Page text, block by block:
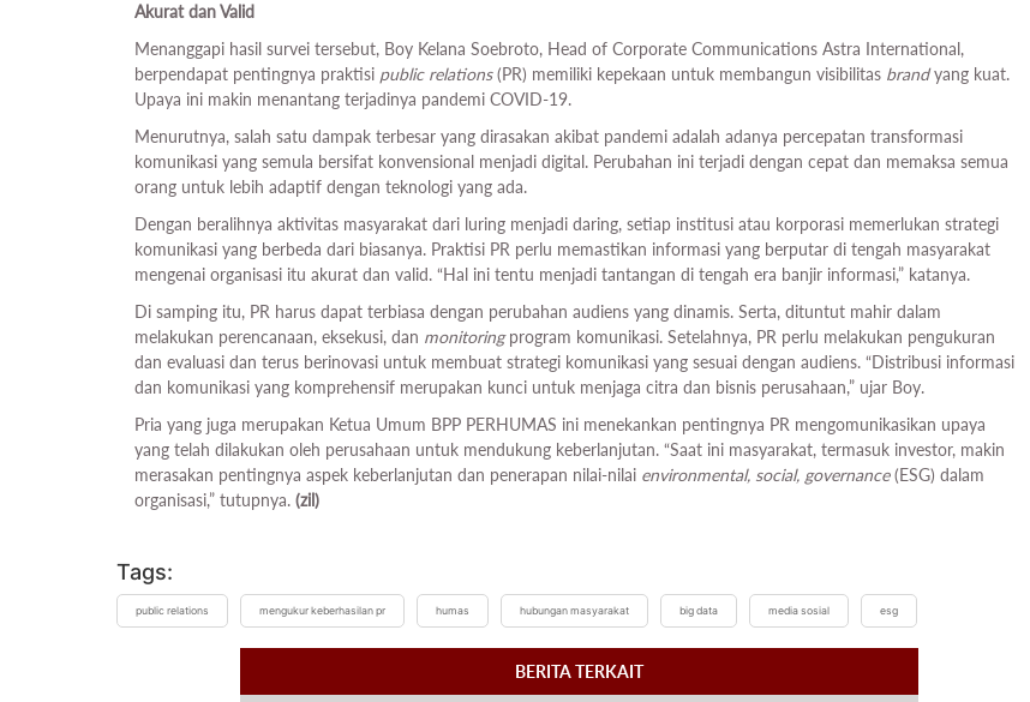
Akurat dan Valid
Menanggapi hasil survei tersebut, Boy Kelana Soebroto, Head of Corporate Communications Astra International,
berpendapat pentingnya praktisi public relations(PR) memiliki kepekaan untuk membangun visibilitas brandyang kuat.
Upaya ini makin menantang terjadinya pandemi COVID-19.
Menurutnya, salah satu dampak terbesar yang dirasakan akibat pandemi adalah adanya percepatan transformasi
komunikasi yang semula bersifat konvensional menjadi digital. Perubahan ini terjadi dengan cepat dan memaksa semua
orang untuk lebih adaptif dengan teknologi yang ada.
Dengan beralihnya aktivitas masyarakat dari luring menjadi daring, setiap institusi atau korporasi memerlukan strategi
komunikasi yang berbeda dari biasanya. Praktisi PR perlu memastikan informasi yang berputar di tengah masyarakat
mengenai organisasi itu akurat dan valid. “Hal ini tentu menjadi tantangan di tengah era banjir informasi,” katanya.
Di samping itu, PR harus dapat terbiasa dengan perubahan audiens yang dinamis. Serta, dituntut mahir dalam
melakukan perencanaan, eksekusi, dan monitoringprogram komunikasi. Setelahnya, PR perlu melakukan pengukuran
dan evaluasi dan terus berinovasi untuk membuat strategi komunikasi yang sesuai dengan audiens. “Distribusi informasi
dan komunikasi yang komprehensif merupakan kunci untuk menjaga citra dan bisnis perusahaan,” ujar Boy.
Pria yang juga merupakan Ketua Umum BPP PERHUMAS ini menekankan pentingnya PR mengomunikasikan upaya
yang telah dilakukan oleh perusahaan untuk mendukung keberlanjutan. “Saat ini masyarakat, termasuk investor, makin
merasakan pentingnya aspek keberlanjutan dan penerapan nilai-nilai environmental, social, governance(ESG) dalam
organisasi,” tutupnya. (zil)
Tags:
public relations mengukur keberhasilan pr humas hubungan masyarakat big data media sosial esg
BERITA TERKAIT